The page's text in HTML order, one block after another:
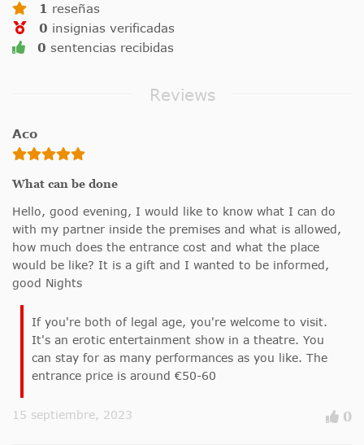
Reviews
Aco
What can be done
Hello, good evening, I would like to know what I can do
with my partner inside the premises and what is allowed,
how much does the entrance cost and what the place
would be like? It is a gift and I wanted to be informed,
good Nights
If you're both of legal age, you're welcome to visit.
It's an erotic entertainment show in a theatre. You
can stay for as many performances as you like. The
entrance price is around €50-60
15 septiembre, 2023 0
1 reseñas
0 insignias verificadas
0 sentencias recibidas